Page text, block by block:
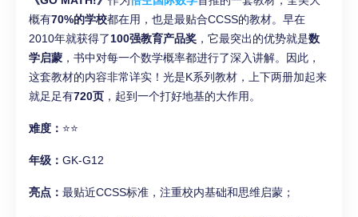
概有70%的学校都在用，也是最贴合CCSS的教材。早在
2010年就获得了100强教育产品奖 ，它最突出的优势就是数
学启蒙 ，书中对每一个数学概率都进行了深入讲解。因此，
这套教材的内容非常详实！光是K系列教材，上下两册加起来
就足足有720页 ，起到一个打好地基的大作用。
难度： ⭐⭐
年级： GK-G12
亮点： 最贴近CCSS标准，注重校内基础和思维启蒙；